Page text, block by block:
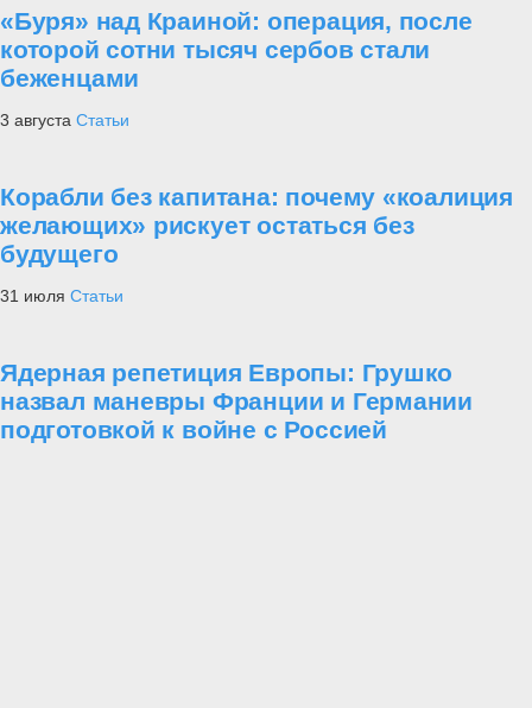
«Буря» над Краиной: операция, после
которой сотни тысяч сербов стали
беженцами
3 августа Статьи
Корабли без капитана: почему «коалиция
желающих» рискует остаться без
будущего
31 июля Статьи
Ядерная репетиция Европы: Грушко
назвал маневры Франции и Германии
подготовкой к войне с Россией